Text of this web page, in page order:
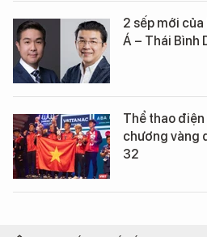
2 sếp mới
Á – Thái Bình
Thể thao điện
chương vàng
32